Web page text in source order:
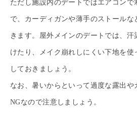
ただし施設内のデートではエアコンで
で、カーディガンや薄手のストール
きます。屋外メインのデートでは、汗
けたり、メイク崩れしにくい下地を使
しておきましょう。
なお、暑いからといって過度な露出や
NGなので注意しましょう。